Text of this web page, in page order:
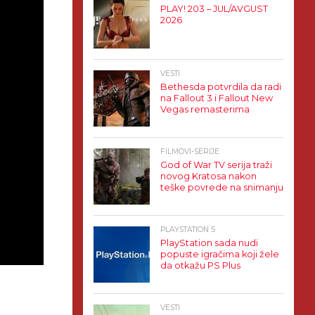
PLAY! 203 – JUL/AVGUST
2026
VESTI
Bethesda potvrdila da radi
na Fallout 3 i Fallout New
Vegas remasterima
FILMOVI-SERIJE
God of War TV serija traži
novog Kratosa nakon
teške povrede na snimanju
PLAYSTATION 5
PlayStation sada nudi
popuste igračima koji žele
da otkažu PS Plus
VESTI